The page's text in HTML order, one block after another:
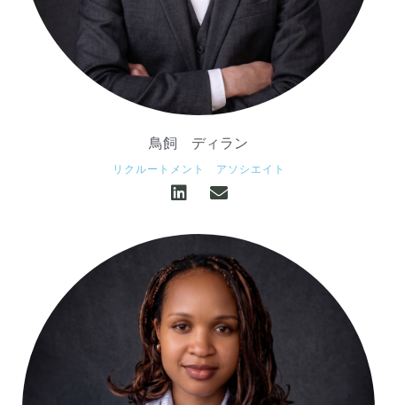
鳥飼 ディラン
リクルートメント アソシエイト